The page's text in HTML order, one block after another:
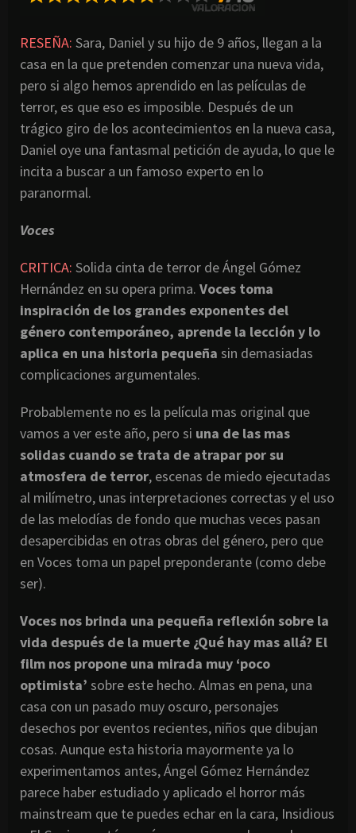
RESEÑA: Sara, Daniel y su hijo de 9 años, llegan a la
casa en la que pretenden comenzar una nueva vida,
pero si algo hemos aprendido en las películas de
terror, es que eso es imposible. Después de un
trágico giro de los acontecimientos en la nueva casa,
Daniel oye una fantasmal petición de ayuda, lo que le
incita a buscar a un famoso experto en lo
paranormal.
Voces
CRITICA: Solida cinta de terror de Ángel Gómez
Hernández en su opera prima. Voces toma
inspiración de los grandes exponentes del
género contemporáneo, aprende la lección y lo
aplica en una historia pequeña sin demasiadas
complicaciones argumentales.
Probablemente no es la película mas original que
vamos a ver este año, pero si una de las mas
solidas cuando se trata de atrapar por su
atmosfera de terror, escenas de miedo ejecutadas
al milímetro, unas interpretaciones correctas y el uso
de las melodías de fondo que muchas veces pasan
desapercibidas en otras obras del género, pero que
en Voces toma un papel preponderante (como debe
ser).
Voces nos brinda una pequeña reflexión sobre la
vida después de la muerte ¿Qué hay mas allá? El
film nos propone una mirada muy ‘poco
optimista’ sobre este hecho. Almas en pena, una
casa con un pasado muy oscuro, personajes
desechos por eventos recientes, niños que dibujan
cosas. Aunque esta historia mayormente ya lo
experimentamos antes, Ángel Gómez Hernández
parece haber estudiado y aplicado el horror más
mainstream que te puedes echar en la cara, Insidious